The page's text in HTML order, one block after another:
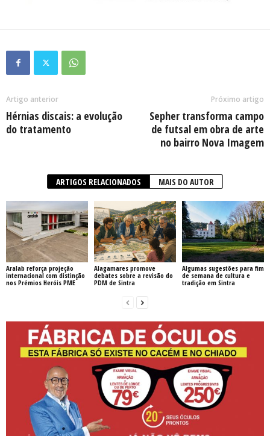
Artigo anterior
Hérnias discais: a evolução
do tratamento
Próximo artigo
Sepher transforma campo
de futsal em obra de arte
no bairro Nova Imagem
ARTIGOS RELACIONADOS MAIS DO AUTOR
Aralab reforça projeção
internacional com distinção
nos Prémios Heróis PME
Alagamares promove
debates sobre a revisão do
PDM de Sintra
Algumas sugestões para fim
de semana de cultura e
tradição em Sintra